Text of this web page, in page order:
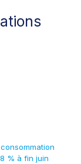
% à fin juin